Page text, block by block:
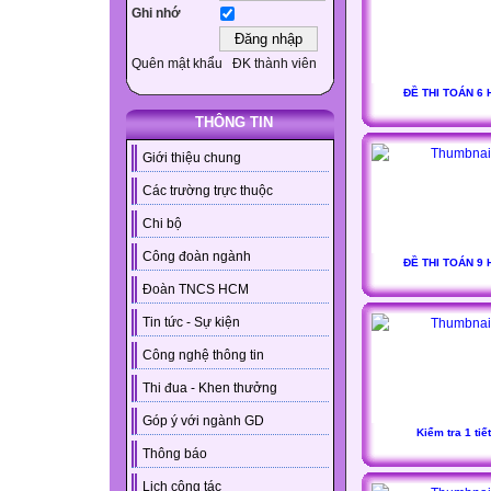
Ghi nhớ
Quên mật khẩu ĐK thành viên
THÔNG TIN
Giới thiệu chung
Các trường trực thuộc
Chi bộ
Công đoàn ngành
Đoàn TNCS HCM
Tin tức - Sự kiện
Công nghệ thông tin
Thi đua - Khen thưởng
Góp ý với ngành GD
Thông báo
Lịch công tác
ĐỀ THI TOÁN 6
ĐỀ THI TOÁN 9
Kiểm tra 1 tiết